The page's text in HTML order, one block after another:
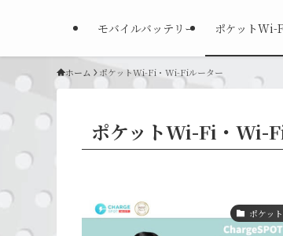
モバイルバッテリー ポケットWi-
ホーム ポケットWi-Fi・Wi-Fiルーター
ポケットWi-Fi・Wi-
ポケッ